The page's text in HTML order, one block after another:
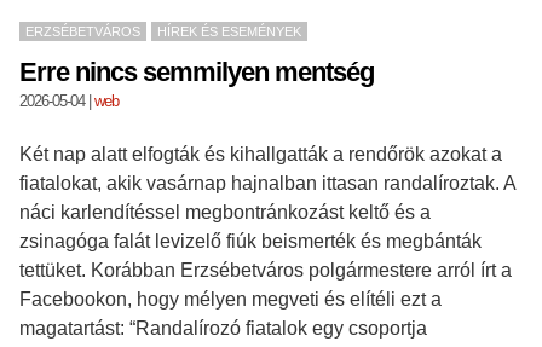
ERZSÉBETVÁROS HÍREK ÉS ESEMÉNYEK
Erre nincs semmilyen mentség
2026-05-04| web
Két nap alatt elfogták és kihallgatták a rendőrök azokat a
fiatalokat, akik vasárnap hajnalban ittasan randalíroztak. A
náci karlendítéssel megbontránkozást keltő és a
zsinagóga falát levizelő fiúk beismerték és megbánták
tettüket. Korábban Erzsébetváros polgármestere arról írt a
Facebookon, hogy mélyen megveti és elítéli ezt a
magatartást: “Randalírozó fiatalok egy csoportja